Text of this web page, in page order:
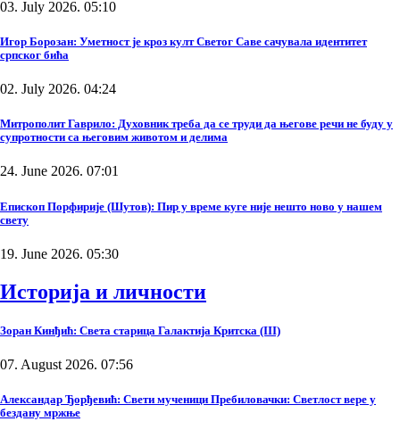
03. July 2026. 05:10
Игор Борозан: Уметност је кроз култ Светог Саве сачувала идентитет
српског бића
02. July 2026. 04:24
Митрополит Гаврило: Духовник треба да се труди да његове речи не буду у
супротности са његовим животом и делима
24. June 2026. 07:01
Епископ Порфирије (Шутов): Пир у време куге није нешто ново у нашем
свету
19. June 2026. 05:30
Историја и личности
Зоран Кинђић: Света старица Галактија Критска (III)
07. August 2026. 07:56
Александар Ђорђевић: Свети мученици Пребиловачки: Светлост вере у
бездану мржње